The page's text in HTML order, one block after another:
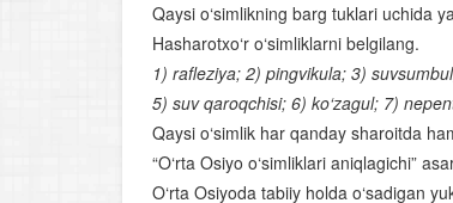
Qaysi o‘simlikning barg tuklari uchida
Hasharotxo‘r o‘simliklarni belgilang.
1) rafleziya; 2) pingvikula; 3)
5) suv qaroqchisi; 6) ko‘zagul; 7)
Qaysi o‘simlik har qanday sharoitda
“O‘rta Osiyo o‘simliklari aniqlagichi”
O‘rta Osiyoda tabiiy holda o‘sadigan